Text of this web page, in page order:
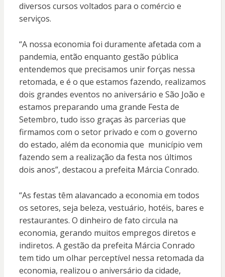
diversos cursos voltados para o comércio e
serviços.
“A nossa economia foi duramente afetada com a
pandemia, então enquanto gestão pública
entendemos que precisamos unir forças nessa
retomada, e é o que estamos fazendo, realizamos
dois grandes eventos no aniversário e São João e
estamos preparando uma grande Festa de
Setembro, tudo isso graças às parcerias que
firmamos com o setor privado e com o governo
do estado, além da economia que município vem
fazendo sem a realização da festa nos últimos
dois anos”, destacou a prefeita Márcia Conrado.
“As festas têm alavancado a economia em todos
os setores, seja beleza, vestuário, hotéis, bares e
restaurantes. O dinheiro de fato circula na
economia, gerando muitos empregos diretos e
indiretos. A gestão da prefeita Márcia Conrado
tem tido um olhar perceptível nessa retomada da
economia, realizou o aniversário da cidade,